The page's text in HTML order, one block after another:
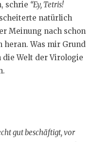
schrie “Ey, Tetris!
natürlich
Meinung nach schon
heran. Was mir Grund
Welt der Virologie
gut beschäftigt, vor